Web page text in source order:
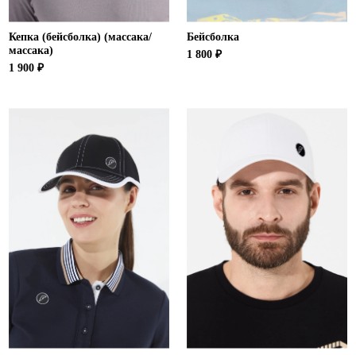
Кепка (бейсболка) (массака/
массака)
1 900 ₽
Бейсболка
1 800 ₽